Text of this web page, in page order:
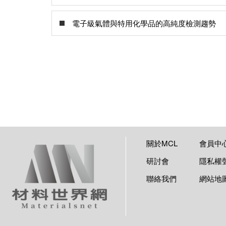
電子級氣體與特用化學品的高純度檢測趨勢
關於MCL
會員中
研討會
隱私權
聯絡我們
網站地